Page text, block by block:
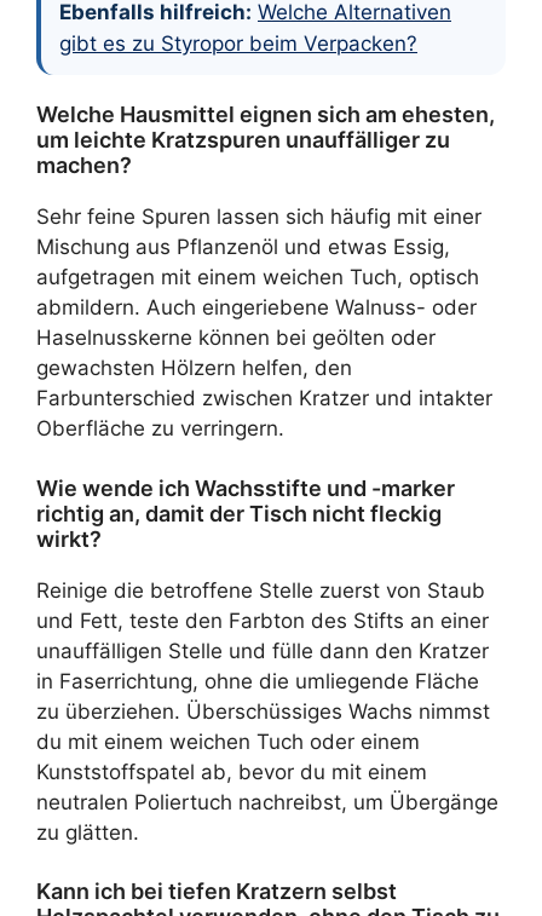
Ebenfalls hilfreich: Welche Alternativen
gibt es zu Styropor beim Verpacken?
Welche Hausmittel eignen sich am ehesten,
um leichte Kratzspuren unauffälliger zu
machen?
Sehr feine Spuren lassen sich häufig mit einer
Mischung aus Pflanzenöl und etwas Essig,
aufgetragen mit einem weichen Tuch, optisch
abmildern. Auch eingeriebene Walnuss- oder
Haselnusskerne können bei geölten oder
gewachsten Hölzern helfen, den
Farbunterschied zwischen Kratzer und intakter
Oberfläche zu verringern.
Wie wende ich Wachsstifte und -marker
richtig an, damit der Tisch nicht fleckig
wirkt?
Reinige die betroffene Stelle zuerst von Staub
und Fett, teste den Farbton des Stifts an einer
unauffälligen Stelle und fülle dann den Kratzer
in Faserrichtung, ohne die umliegende Fläche
zu überziehen. Überschüssiges Wachs nimmst
du mit einem weichen Tuch oder einem
Kunststoffspatel ab, bevor du mit einem
neutralen Poliertuch nachreibst, um Übergänge
zu glätten.
Kann ich bei tiefen Kratzern selbst